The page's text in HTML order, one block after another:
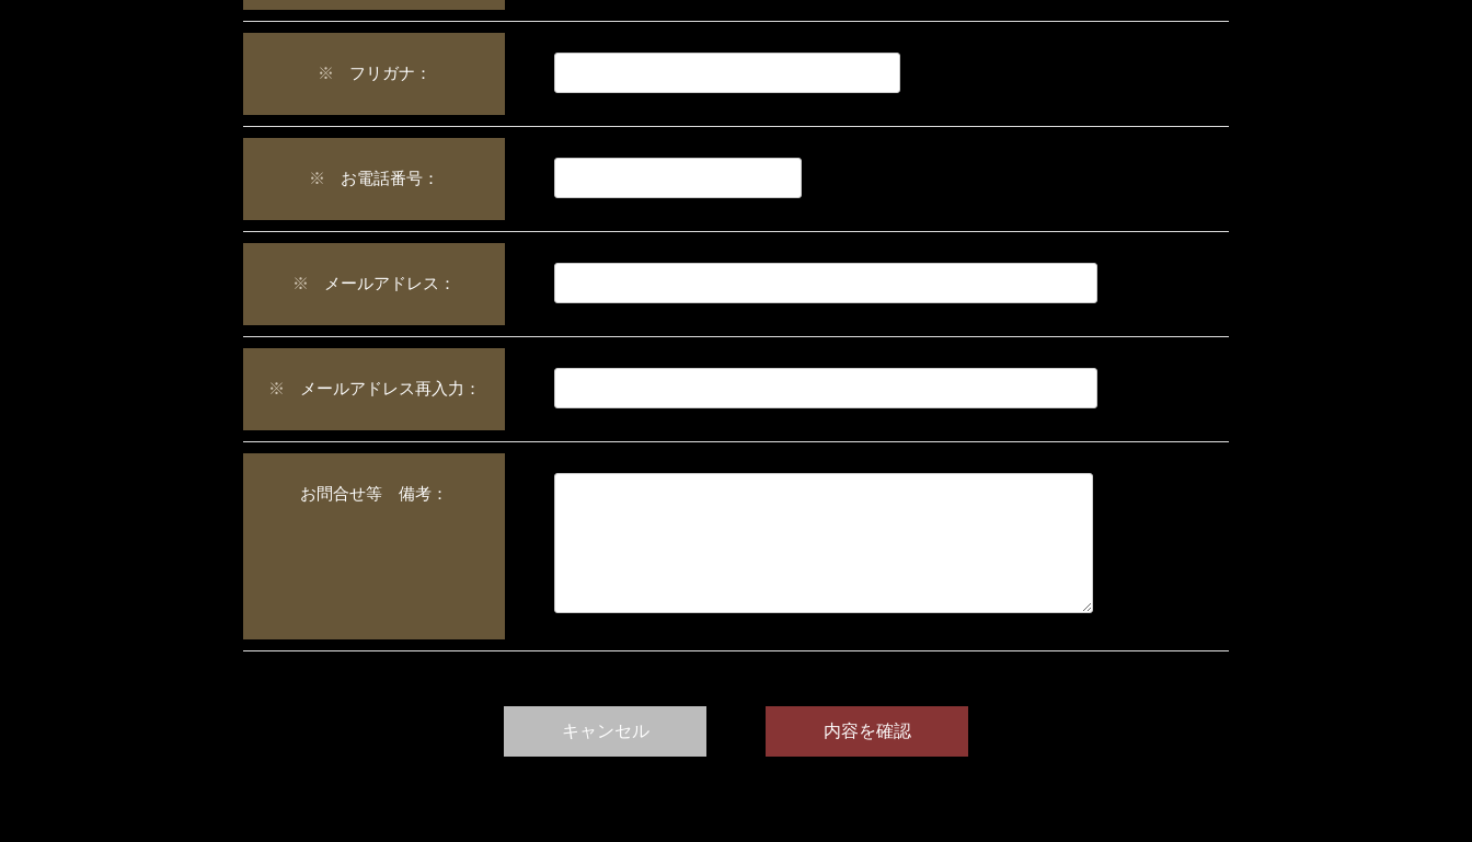
※ フリガナ：
※ お電話番号：
※ メールアドレス：
※ メールアドレス再入力：
お問合せ等 備考：